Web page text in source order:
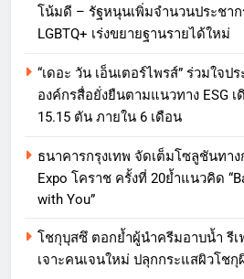
โน้มดี – รัฐหนุนเพิ่มจำนวนประชา
LGBTQ+ เร่งขยายฐานรายได้ใหม่
“เดอะ วัน เอ็นเตอร์ไพรส์” ร่วมใจป
องค์กรสื่อยั่งยืนตามแนวทาง ESG
15.15 ตัน ภายใน 6 เดือน
ธนาคารกรุงเทพ จัดเต็มโซลูชันทาง
Expo โคราช ครั้งที่ 20ย้ำแนวคิด
with You”
โชกุบุสซึ ตอกย้ำผู้นำครีมอาบน้ำ รี
เจาะคนเจนใหม่ ปลุกกระแสผิวโชกุ